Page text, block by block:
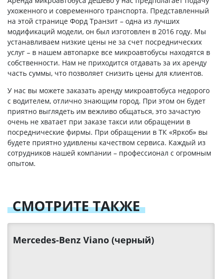
ухоженного и современного транспорта. Представленный
на этой странице Форд Транзит – одна из лучших
модификаций модели, он был изготовлен в 2016 году. Мы
устанавливаем низкие цены не за счет посреднических
услуг – в нашем автопарке все микроавтобусы находятся в
собственности. Нам не приходится отдавать за их аренду
часть суммы, что позволяет снизить цены для клиентов.
У нас вы можете заказать аренду микроавтобуса недорого
с водителем, отлично знающим город. При этом он будет
приятно выглядеть им вежливо общаться, это зачастую
очень не хватает при заказе такси или обращении в
посреднические фирмы. При обращении в ТК «Яркоб» вы
будете приятно удивлены качеством сервиса. Каждый из
сотрудников нашей компании – профессионал с огромным
опытом.
СМОТРИТЕ ТАКЖЕ
Mercedes-Benz Viano (черный)